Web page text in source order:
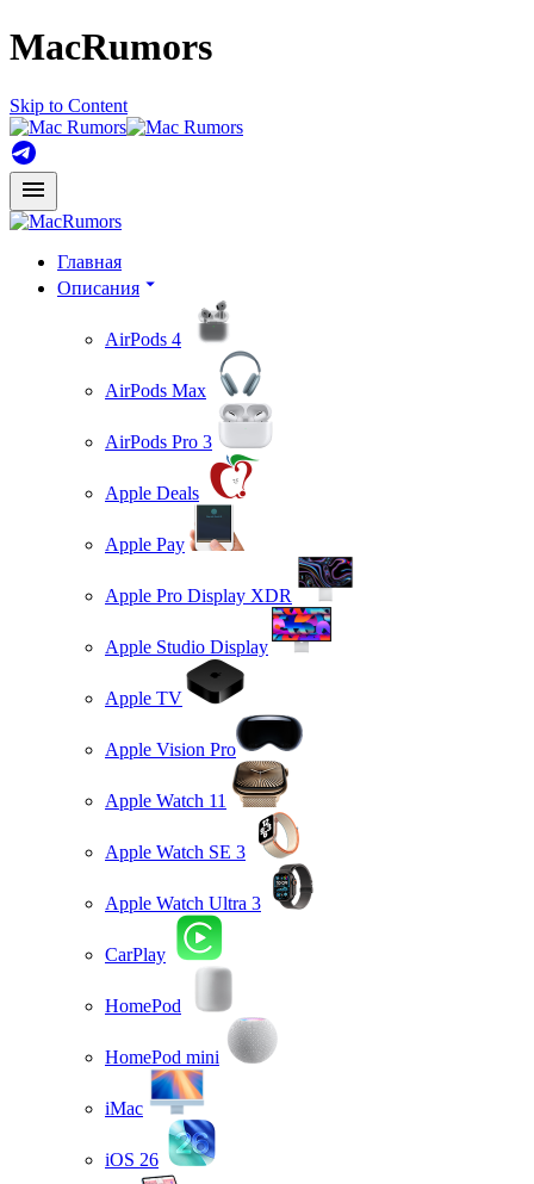
MacRumors
Skip to Content
Главная
Описания
AirPods 4
AirPods Max
AirPods Pro 3
Apple Deals
Apple Pay
Apple Pro Display XDR
Apple Studio Display
Apple TV
Apple Vision Pro
Apple Watch 11
Apple Watch SE 3
Apple Watch Ultra 3
CarPlay
HomePod
HomePod mini
iMac
iOS 26